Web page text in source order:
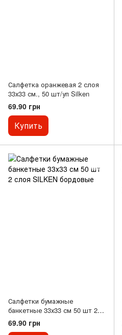
Салфетка оранжевая 2 слоя
33х33 см., 50 шт/уп Silken
69.90 грн
Купить
Салфетки бумажные
банкетные 33х33 см 50 шт 2
слоя SILKEN бордовые
69.90 грн